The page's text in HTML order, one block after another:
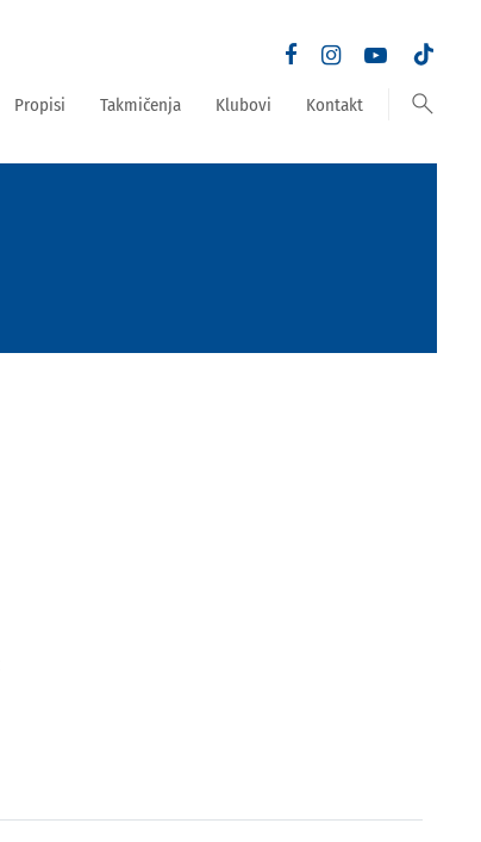
Propisi Takmičenja Klubovi Kontakt search